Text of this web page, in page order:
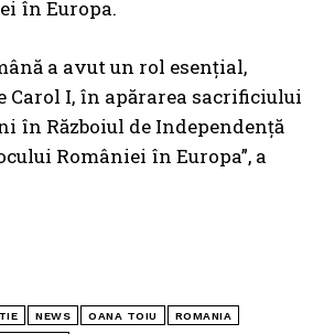
în Europa.
a avut un rol esențial,
Carol I, în apărarea sacrificiului
în Războiul de Independență
României în Europa”, a
NEWS OANA TOIU ROMANIA